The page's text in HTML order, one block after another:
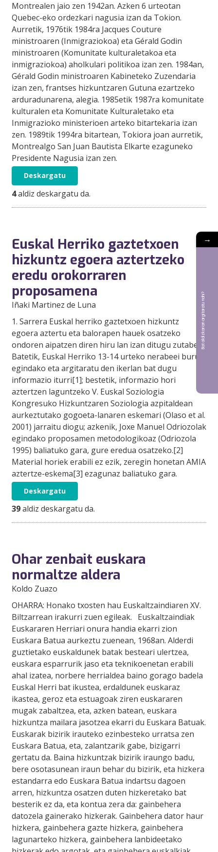
Montrealen jaio zen 1942an. Azken 6 urteotan
Quebec-eko ordezkari nagusia izan da Tokion.
Aurretik, 1976tik 1984ra Jacques Couture
ministroaren (Inmigraziokoa) eta Gérald Godin
ministroaren (Komunitate kulturaletakoa eta
inmigraziokoa) aholkulari politikoa izan zen. 1984an,
Gérald Godin ministroaren Kabineteko Zuzendaria
izan zen, frantses hizkuntzaren Gutuna ezartzeko
arduradunarena, alegia. 1985etik 1987ra komunitate
kulturalen eta Komunitate Kulturaletako eta
Inmigrazioko ministerioen arteko bitartekaria izan
zen. 1989tik 1994ra bitartean, Tokiora joan aurretik,
Montrealgo San Juan Bautista Elkarte ezaguneko
Presidente Nagusia izan zen.
Deskargatu
4aldiz deskargatu da.
Euskal Herriko gaztetxoen
hizkuntz egoera aztertzeko
eredu orokorraren
proposamena
Iñaki Martinez de Luna
1. Sarrera Euskal herriko gaztetxoen hizkuntz
egoera aztertu eta balorapen hauek osatzeko
ondoren aipatzen diren hiru lan izan ditugu zutabe.
Batetik, Euskal Herriko 13-14 urteko nerabeei buruz
egindako eta argitaratu den ikerlan bat dugu
informazio iturri[1]; bestetik, informazio hori
aztertzen laguntzeko V. Euskal Soziologia
Kongresuko Hizkuntzaren Soziologia azpitaldean
aurkeztutako gogoeta-lanaren eskemari (Olaso et al.
2001) jarraitu diogu; azkenik, Joxe Manuel Odriozolak
egindako proposamen metodologikoaz (Odriozola
1995) baliatuko gara, gure eredua osatzeko.[2]
Material horiek erabili ez ezik, zeregin honetan AMIA
aztertze-eskema[3] ezagunaz baliatuko gara.
Deskargatu
39aldiz deskargatu da.
Ohar zenbait euskara
normaltze aldera
Koldo Zuazo
OHARRA: Honako txosten hau Euskaltzaindiaren XV.
Biltzarrean irakurri zuen egileak. Euskaltzaindiak
Euskararen Herriari onura handia ekarri zion
Euskara Batua aurkeztu zuenean, 1968an. Alderdi
guztietako euskaldunek batak besteari ulertzea,
euskara esparrurik jaso eta teknikoenetan erabili
ahal izatea, norbere herrialdea baino gorago badela
Euskal Herri bat ikustea, erdaldunek euskaraz
ikastea, geroz eta estuagoak ziren euskararen
mugak zabaltzea, eta, azken batean, euskara
hizkuntza mailara jasotzea ekarri du Euskara Batuak.
Euskarak bizirik irauteko ezinbesteko urratsa zen
Euskara Batua, eta, zalantzarik gabe, bizigarri
gertatu da. Baina hizkuntzak bizirik iraungo badu,
bere osotasunean iraun behar du bizirik, eta hizkera
estandarra edo Euskara Batua indartsu dagoen
arren, hizkuntza osatzen duten hizkeretako bat
besterik ez da, eta kontua zera da: gainbehera
datozela gainerako hizkerak. Gainbehera dator haur
hizkera, gainbehera gazte hizkera, gainbehera
lagunarteko hizkera, gainbehera lanbideetako
→
Bat aldizkarian argitaratu nahi?